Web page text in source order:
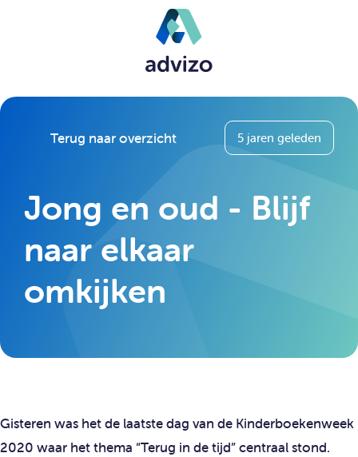
Terug naar overzicht 5 jaren geleden
Jong en oud - Blijf
naar elkaar
omkijken
Gisteren was het de laatste dag van de Kinderboekenweek
2020 waar het thema “Terug in de tijd” centraal stond.